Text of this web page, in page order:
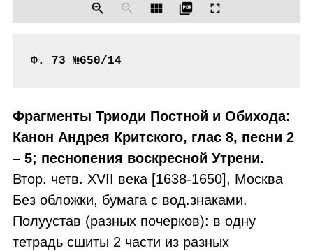
zoom_in zoom_out view_module picture_as_pdf fullscreen
Ф. 73 №650/14
Фрагменты Триоди Постной и Обихода:
Канон Андрея Критского, глас 8, песни 2
– 5; песнопения воскресной Утрени.
Втор. четв. XVII века [1638-1650], Москва
Без обложки, бумага с вод.знаками.
Полуустав (разных почерков): в одну
тетрадь сшиты 2 части из разных